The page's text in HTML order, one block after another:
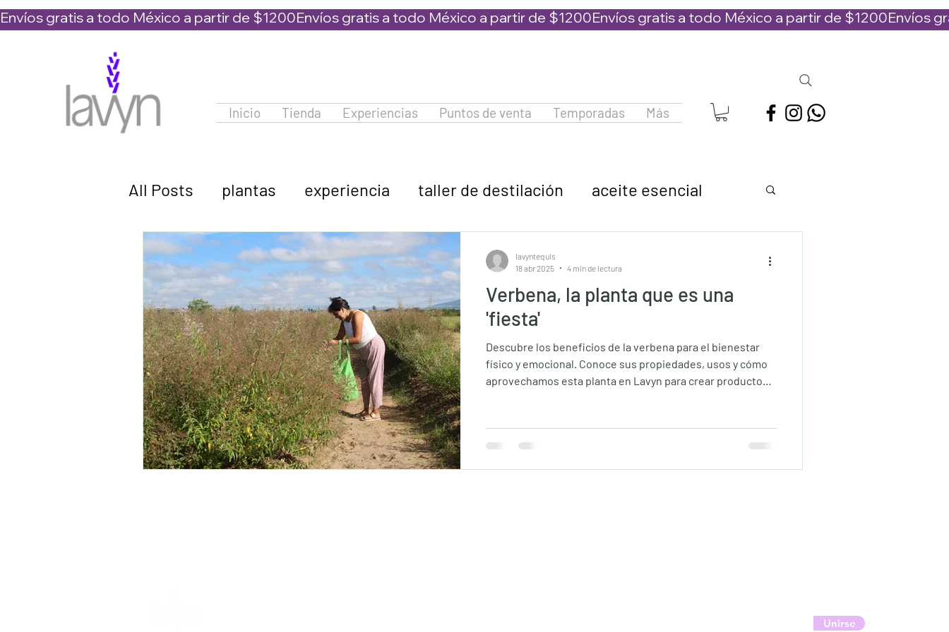
Envíos gratis a todo México a partir de $1200
Inicio Tienda Experiencias Puntos de venta Temporadas Más
All Posts plantas experiencia taller de destilación aceite esencial
lavanda cuidados venta de plantas shampoos naturales
hidrolato de lavanda lavanda dulce lavanda x intermedia
destilación de lavanda shampoo de lavanda relajación estrés
medicina natural olfato aroma insomnio
visita escolar
Verbena, la planta que es una
'fiesta'
Descubre los beneficios de la verbena para el bienestar
físico y emocional. Conoce sus propiedades, usos y cómo
aprovechamos esta planta en Lavyn para crear productos
lavyntequis
18 abr 2025
4 min de lectura
Unirse